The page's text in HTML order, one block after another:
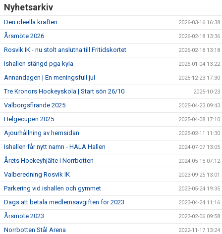
| VÅRA LAG & LEDARE
| SOCIALA MEDIER
Nyhetsarkiv
Den ideella kraften 2026-03-16 16:38
Årsmöte 2026 2026-02-18 13:36
Rosvik IK - nu stolt anslutna till Fritidskortet 2026-02-18 13:18
Ishallen stängd pga kyla 2026-01-04 13:22
Annandagen | En meningsfull jul 2025-12-23 17:30
Tre Kronors Hockeyskola | Start sön 26/10 2025-10-23
Valborgsfirande 2025 2025-04-23 09:43
Helgecupen 2025 2025-04-08 17:10
Ajourhållning av hemsidan 2025-02-11 11:30
Ishallen får nytt namn - HALA Hallen 2024-07-07 13:05
Årets Hockeyhjälte i Norrbotten 2024-05-15 07:12
Valberedning Rosvik IK 2023-09-25 13:01
Parkering vid ishallen och gymmet 2023-05-24 19:35
Dags att betala medlemsavgiften för 2023 2023-04-24 11:16
Årsmöte 2023 2023-02-06 09:58
Norrbotten Stål Arena 2022-11-17 13:24